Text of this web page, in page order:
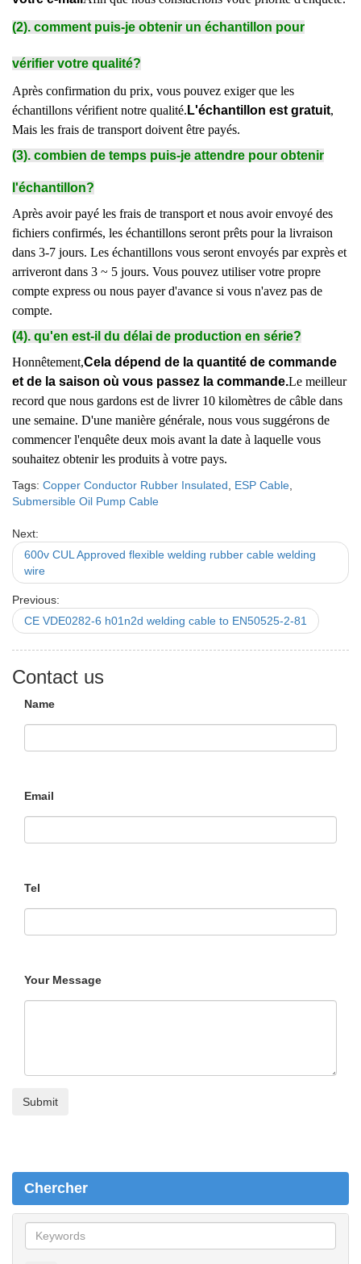
(2). comment puis-je obtenir un échantillon pour
vérifier votre qualité?
Après confirmation du prix, vous pouvez exiger que les
échantillons vérifient notre qualité. L'échantillon est gratuit,
Mais les frais de transport doivent être payés.
(3). combien de temps puis-je attendre pour obtenir
l'échantillon?
Après avoir payé les frais de transport et nous avoir envoyé des
fichiers confirmés, les échantillons seront prêts pour la livraison
dans 3-7 jours. Les échantillons vous seront envoyés par exprès et
arriveront dans 3 ~ 5 jours. Vous pouvez utiliser votre propre
compte express ou nous payer d'avance si vous n'avez pas de
compte.
(4). qu'en est-il du délai de production en série?
Honnêtement,Cela dépend de la quantité de commande
et de la saison où vous passez la commande.Le meilleur
record que nous gardons est de livrer 10 kilomètres de câble dans
une semaine. D'une manière générale, nous vous suggérons de
commencer l'enquête deux mois avant la date à laquelle vous
souhaitez obtenir les produits à votre pays.
Tags: Copper Conductor Rubber Insulated ESP Cable
Submersible Oil Pump Cable
Next:
600v CUL Approved flexible welding rubber cable welding
wire
Previous:
CE VDE0282-6 h01n2d welding cable to EN50525-2-81
Contact us
Name
Email
Tel
Your Message
Chercher
h